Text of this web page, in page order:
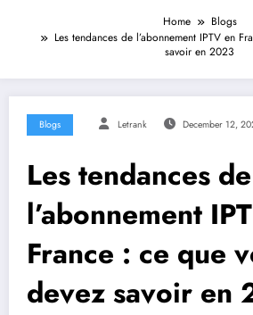
Home
Blogs
Les tendances de l’abonnement IPTV en
savoir en 2023
Blogs Letrank December 12,
Les tendances de
l’abonnement
France : ce que
devez savoir en